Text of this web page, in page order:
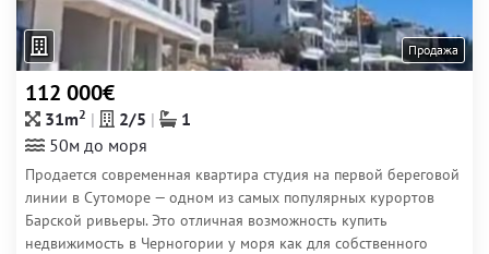
Продажа
112 000€
31m2 2/5
1
50м до моря
Продается современная квартира студия на первой береговой
линии в Сутоморе — одном из самых популярных курортов
Барской ривьеры. Это отличная возможность купить
недвижимость в Черногории у моря как для собственного